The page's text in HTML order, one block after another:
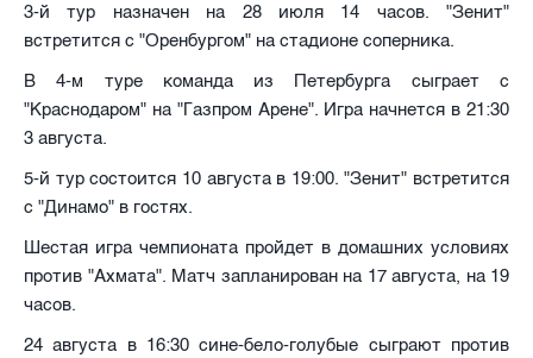
3-й тур назначен на 28 июля 14 часов. "Зенит"
встретится с "Оренбургом" на стадионе соперника.
В 4-м туре команда из Петербурга сыграет с
"Краснодаром" на "Газпром Арене". Игра начнется в 21:30
3 августа.
5-й тур состоится 10 августа в 19:00. "Зенит" встретится
с "Динамо" в гостях.
Шестая игра чемпионата пройдет в домашних условиях
против "Ахмата". Матч запланирован на 17 августа, на 19
часов.
24 августа в 16:30 сине-бело-голубые сыграют против